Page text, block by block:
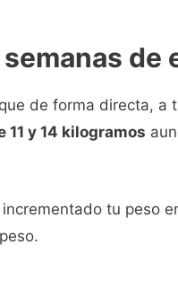
de
de forma directa, a
11 y 14 kilogramos
tu peso